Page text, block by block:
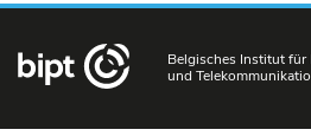
Belgisches Institut für
und